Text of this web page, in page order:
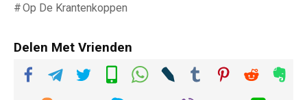
Op De Krantenkoppen
Delen Met Vrienden